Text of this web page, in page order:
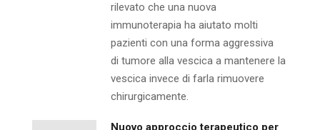
rilevato che una nuova
immunoterapia ha aiutato molti
pazienti con una forma aggressiva
di tumore alla vescica a mantenere la
vescica invece di farla rimuovere
chirurgicamente.
Nuovo approccio terapeutico per